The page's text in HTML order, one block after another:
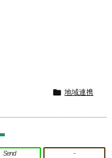
 地域連携
Send -